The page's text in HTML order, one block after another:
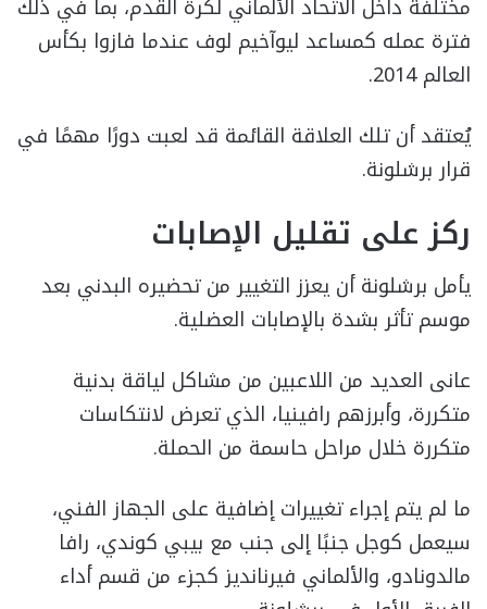
مختلفة داخل الاتحاد الألماني لكرة القدم، بما في ذلك
فترة عمله كمساعد ليوآخيم لوف عندما فازوا بكأس
العالم 2014.
يُعتقد أن تلك العلاقة القائمة قد لعبت دورًا مهمًا في
قرار برشلونة.
ركز على تقليل الإصابات
يأمل برشلونة أن يعزز التغيير من تحضيره البدني بعد
موسم تأثر بشدة بالإصابات العضلية.
عانى العديد من اللاعبين من مشاكل لياقة بدنية
متكررة، وأبرزهم رافينيا، الذي تعرض لانتكاسات
متكررة خلال مراحل حاسمة من الحملة.
ما لم يتم إجراء تغييرات إضافية على الجهاز الفني،
سيعمل كوجل جنبًا إلى جنب مع بيبي كوندي، رافا
مالدونادو، والألماني فيرنانديز كجزء من قسم أداء